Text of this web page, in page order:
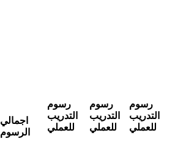
اجمالي
الرسوم
رسوم
التدريب
للعملي
رسوم
التدريب
للعملي
رسوم
التدريب
للعملي